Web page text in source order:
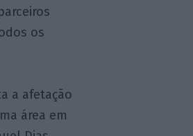
os
a afetação
área em